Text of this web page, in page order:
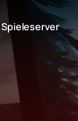
Spieleserver